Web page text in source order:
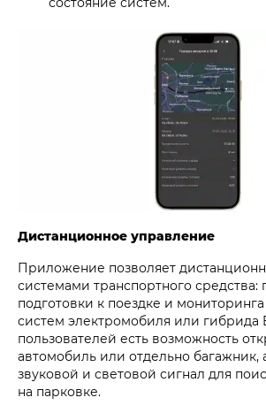
Дистанционное управление
Приложение позволяет
системами транспортного
подготовки к поездке и
систем электромобиля или гибрида
пользователей есть возможность
автомобиль или отдельно багажник,
звуковой и световой сигнал для
на парковке.